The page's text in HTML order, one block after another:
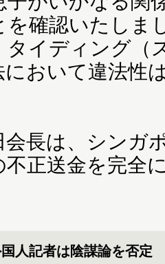
を確認いたしま
タイディング（
において違法性
長は、シンガ
不正送金を完全
人記者は陰謀論を否定